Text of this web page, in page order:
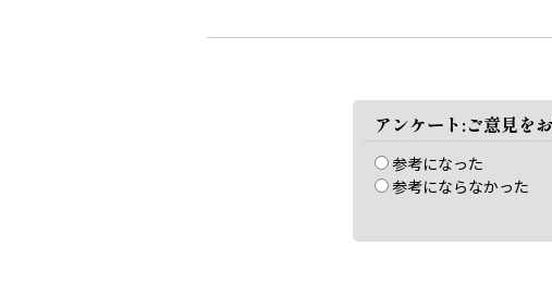
アンケート:ご意見を
参考になった
参考にならなかった